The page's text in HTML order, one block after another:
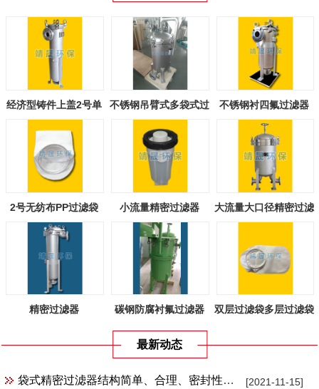
经济型铸件上盖2号单
不锈钢吊臂式多袋式过
滤器
不锈钢衬四氟过滤器
2号无纺布PP过滤袋 小流量精密过滤器
大流量大口径精密过滤
精密过滤器 碳钢防腐衬氟过滤器 双层过滤袋多层过滤袋
最新动态
[2021-11-15]
袋式精密过滤器结构简单、合理、密封性好、流通能力强、操作简便。